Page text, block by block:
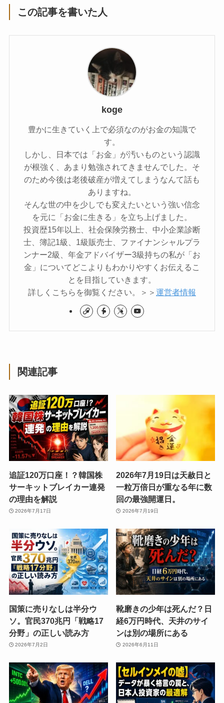
この記事を書いた人
koge
豊かに生きていく上で必須なのがお金の知識で
す。
しかし、日本では「お金」が汚いものという認識
が根強く、あまり勉強されてきませんでした。そ
のため今後は老後破産が増えてしまうなんて話も
ありますね。
そんな世の中を少しでも変えたいという強い信念
を元に「お金に生きる」を立ち上げました。
投資歴15年以上、社会保険労務士、中小企業診断
士、簿記1級、1級販売士、ファイナンシャルプラ
ンナー2級、年金アドバイザー3級持ちの私が「お
金」についてどこよりもわかりやすくお伝えるこ
とを目指していきます。
詳しくこちらを御覧ください。＞＞ 運営者情報
関連記事
追証120万口座！？韓国株
サーキットブレイカー連発
の理由を解説
2026年7月17日
2026年7月19日は天赦日と
一粒万倍日が重なる年に数
回の最強開運日。
2026年7月19日
国策に売りなしは半分ウ
ソ。官民370兆円「戦略17
分野」の正しい読み方
2026年7月2日
靴磨きの少年は死んだ？日
経6万円時代、天井のサイ
ンは別の場所にある
2026年6月11日